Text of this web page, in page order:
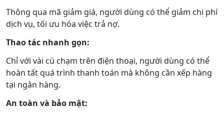
Thông qua mã giảm giá, người dùng có thể giảm chi phí
dịch vụ, tối ưu hóa việc trả nợ.
Thao tác nhanh gọn:
Chỉ với vài cú chạm trên điện thoại, người dùng có thể
hoàn tất quá trình thanh toán mà không cần xếp hàng
tại ngân hàng.
An toàn và bảo mật: